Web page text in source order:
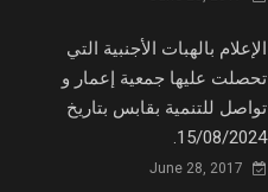
الإعلام بالهبات الأجنبية التي
تحصلت عليها جمعية إعمار و
تواصل للتنمية بقابس بتاريخ
15/08/2024.